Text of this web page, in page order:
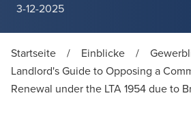
3-12-2025
Startseite / Einblicke /
Landlord's Guide to Opposing a
Renewal under the LTA 1954 due to